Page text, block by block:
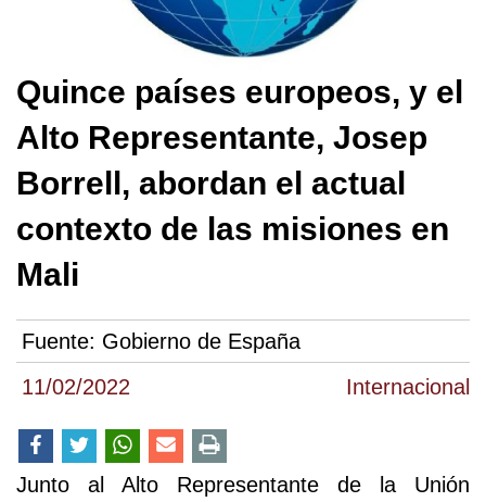
11/02/2022 Internacional
Quince países europeos, y el
Alto Representante, Josep
Borrell, abordan el actual
contexto de las misiones en
Mali
Fuente: Gobierno de España
Junto al Alto Representante de la Unión